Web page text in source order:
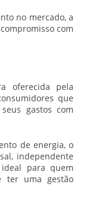
no mercado, a
com
oferecida pela
que
gastos com
de energia, o
independente
para quem
ter uma gestão